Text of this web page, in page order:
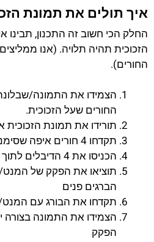
איך תולים את תמונת
החלק הכי חשוב זה התכנון,
הזכוכית תהיה תלויה. (אנו
החורים).
הצמידו את התמונה/
החורים שעל הזכוכית.
תורידו את תמונת
תקדחו 4 חורים איפה שסימנתם
הכניסו את 4 הדיבלים לתוך החורים
תוציאו את הפקק של המנט/
הברגים פנים
תקדחו את הבורג עם המנט/
הצמידו את התמונה
הפקק